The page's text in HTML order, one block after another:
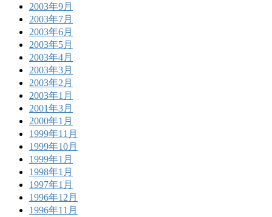
2003年9月
2003年7月
2003年6月
2003年5月
2003年4月
2003年3月
2003年2月
2003年1月
2001年3月
2000年1月
1999年11月
1999年10月
1999年1月
1998年1月
1997年1月
1996年12月
1996年11月